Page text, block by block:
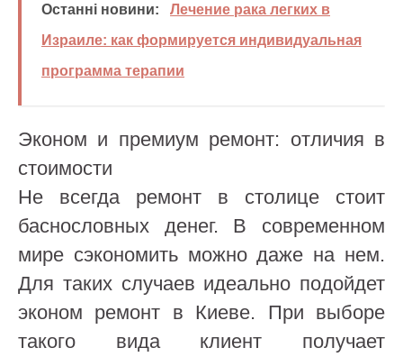
Останні новини:
Лечение рака легких в
Израиле: как формируется индивидуальная
программа терапии
Эконом и премиум ремонт: отличия в
стоимости
Не всегда ремонт в столице стоит
баснословных денег. В современном
мире сэкономить можно даже на нем.
Для таких случаев идеально подойдет
эконом ремонт в Киеве. При выборе
такого вида клиент получает